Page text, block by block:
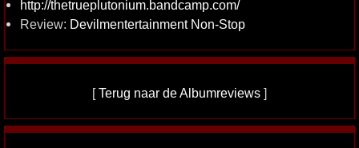
http://thetrueplutonium.bandcamp.com/
Review: Devilmentertainment Non-Stop
[Terug naar de Albumreviews ]